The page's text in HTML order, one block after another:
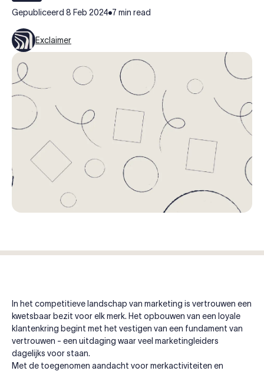
Gepubliceerd 8 Feb 2024 7 min read
Exclaimer
In het competitieve landschap van marketing is vertrouwen een
kwetsbaar bezit voor elk merk. Het opbouwen van een loyale
klantenkring begint met het vestigen van een fundament van
vertrouwen - een uitdaging waar veel marketingleiders
dagelijks voor staan.
Met de toegenomen aandacht voor merkactiviteiten en